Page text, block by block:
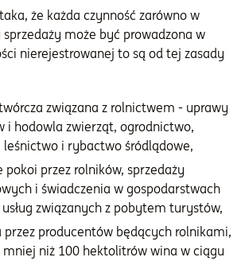
że każda czynność zarówno w
sprzedaży może być prowadzona w
nierejestrowanej to są od tej zasady
związana z rolnictwem - uprawy
i hodowla zwierząt, ogrodnictwo,
i rybactwo śródlądowe,
przez rolników, sprzedaży
i świadczenia w gospodarstwach
związanych z pobytem turystów,
przez producentów będących rolnikami,
niż 100 hektolitrów wina w ciągu